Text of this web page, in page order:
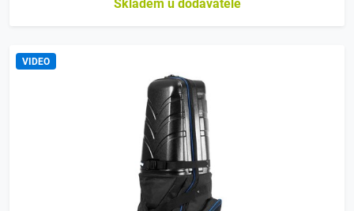
Skladem u dodavatele
VIDEO